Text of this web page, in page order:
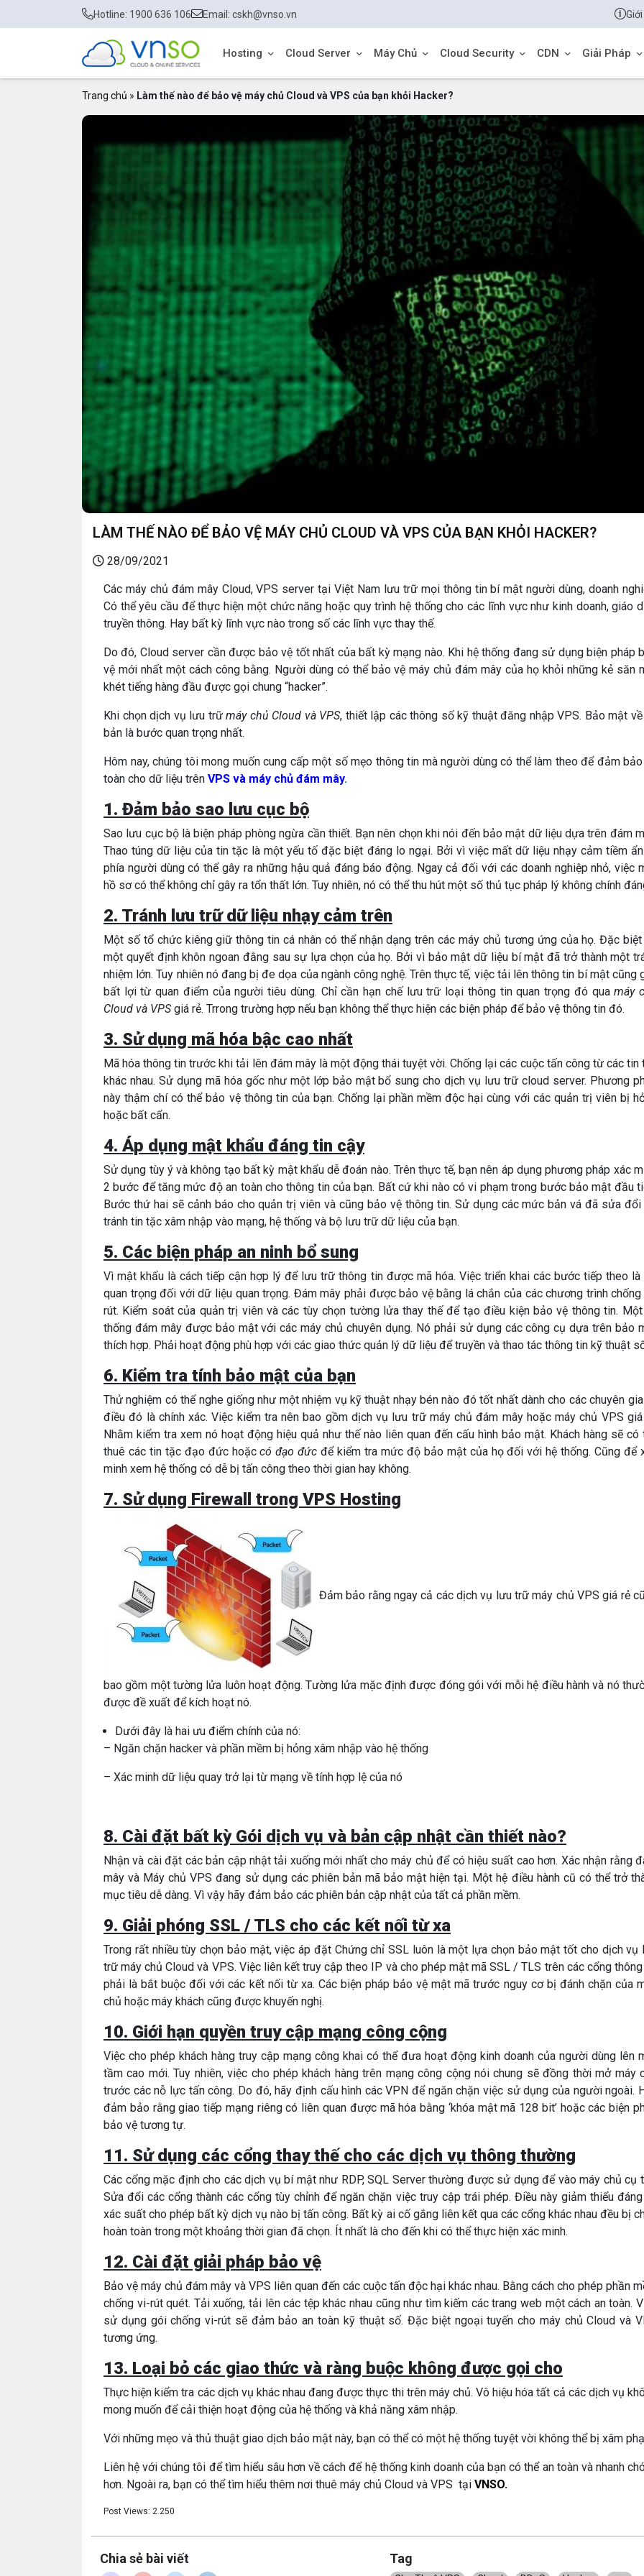
Hotline: 1900 636 106 Email: cskh@vnso.vn
Hosting Cloud Server Máy Chủ Cloud Security CDN Giải Pháp
Trang chủ » Làm thế nào để bảo vệ máy chủ Cloud và VPS của bạn khỏi Hacker?
LÀM THẾ NÀO ĐỂ BẢO VỆ MÁY CHỦ CLOUD VÀ VPS CỦA BẠN KHỎI HACKER?
28/09/2021
Các máy chủ đám mây Cloud, VPS server tại Việt Nam lưu trữ mọi thông tin bí mật người dùng, doanh
Có thể yêu cầu để thực hiện một chức năng hoặc quy trình hệ thống cho các lĩnh vực như kinh doanh, giáo
truyền thông. Hay bất kỳ lĩnh vực nào trong số các lĩnh vực thay thế.
Do đó, Cloud server cần được bảo vệ tốt nhất của bất kỳ mạng nào. Khi hệ thống đang sử dụng biện pháp
vệ mới nhất một cách công bằng. Người dùng có thể bảo vệ máy chủ đám mây của họ khỏi những kẻ săn
khét tiếng hàng đầu được gọi chung “hacker”.
Khi chọn dịch vụ lưu trữ máy chủ Cloud và VPS, thiết lập các thông số kỹ thuật đăng nhập VPS. Bảo mật
bản là bước quan trọng nhất.
Hôm nay, chúng tôi mong muốn cung cấp một số mẹo thông tin mà người dùng có thể làm theo để đảm
toàn cho dữ liệu trên VPS và máy chủ đám mây.
1. Đảm bảo sao lưu cục bộ
Sao lưu cục bộ là biện pháp phòng ngừa cần thiết. Bạn nên chọn khi nói đến bảo mật dữ liệu dựa trên đám
Thao túng dữ liệu của tin tặc là một yếu tố đặc biệt đáng lo ngại. Bởi vì việc mất dữ liệu nhạy cảm tiềm
phía người dùng có thể gây ra những hậu quả đáng báo động. Ngay cả đối với các doanh nghiệp nhỏ, việc
hồ sơ có thể không chỉ gây ra tổn thất lớn. Tuy nhiên, nó có thể thu hút một số thủ tục pháp lý không chính
2. Tránh lưu trữ dữ liệu nhạy cảm trên
Một số tổ chức kiêng giữ thông tin cá nhân có thể nhận dạng trên các máy chủ tương ứng của họ. Đặc
một quyết định khôn ngoan đằng sau sự lựa chọn của họ. Bởi vì bảo mật dữ liệu bí mật đã trở thành một
nhiệm lớn. Tuy nhiên nó đang bị đe dọa của ngành công nghệ. Trên thực tế, việc tải lên thông tin bí mật cũng
bất lợi từ quan điểm của người tiêu dùng. Chỉ cần hạn chế lưu trữ loại thông tin quan trọng đó quamáy
Cloud và VPSgiá rẻ. Trrong trường hợp nếu bạn không thể thực hiện các biện pháp để bảo vệ thông tin đó.
3. Sử dụng mã hóa bậc cao nhất
Mã hóa thông tin trước khi tải lên đám mây là một động thái tuyệt vời. Chống lại các cuộc tấn công từ các tin
khác nhau. Sử dụng mã hóa gốc như một lớp bảo mật bổ sung cho dịch vụ lưu trữ cloud server. Phương
này thậm chí có thể bảo vệ thông tin của bạn. Chống lại phần mềm độc hại cùng với các quản trị viên bị
hoặc bất cẩn.
4. Áp dụng mật khẩu đáng tin cậy
Sử dụng tùy ý và không tạo bất kỳ mật khẩu dễ đoán nào. Trên thực tế, bạn nên áp dụng phương pháp xác
2 bước để tăng mức độ an toàn cho thông tin của bạn. Bất cứ khi nào có vi phạm trong bước bảo mật đầu
Bước thứ hai sẽ cảnh báo cho quản trị viên và cũng bảo vệ thông tin. Sử dụng các mức bản vá đã sửa
tránh tin tặc xâm nhập vào mạng, hệ thống và bộ lưu trữ dữ liệu của bạn.
5. Các biện pháp an ninh bổ sung
Vì mật khẩu là cách tiếp cận hợp lý để lưu trữ thông tin được mã hóa. Việc triển khai các bước tiếp theo là
quan trọng đối với dữ liệu quan trọng. Đám mây phải được bảo vệ bằng lá chắn của các chương trình
rút. Kiểm soát của quản trị viên và các tùy chọn tường lửa thay thế để tạo điều kiện bảo vệ thông tin. Một
thống đám mây được bảo mật với các máy chủ chuyên dụng. Nó phải sử dụng các công cụ dựa trên bảo
thích hợp. Phải hoạt động phù hợp với các giao thức quản lý dữ liệu để truyền và thao tác thông tin kỹ thuật
6. Kiểm tra tính bảo mật của bạn
Thử nghiệm có thể nghe giống như một nhiệm vụ kỹ thuật nhạy bén nào đó tốt nhất dành cho các chuyên
điều đó là chính xác. Việc kiểm tra nên bao gồm dịch vụ lưu trữ máy chủ đám mây hoặc máy chủ VPS giá
Nhằm kiểm tra xem nó hoạt động hiệu quả như thế nào liên quan đến cấu hình bảo mật. Khách hàng sẽ có
thuê các tin tặc đạo đức hoặccó đạo đức để kiểm tra mức độ bảo mật của họ đối với hệ thống. Cũng để
minh xem hệ thống có dễ bị tấn công theo thời gian hay không.
7. Sử dụng Firewall trong VPS Hosting
Đảm bảo rằng ngay cả các dịch vụ lưu trữ máy chủ VPS giá rẻ
bao gồm một tường lửa luôn hoạt động. Tường lửa mặc định được đóng gói với mỗi hệ điều hành và nó
được đề xuất để kích hoạt nó.
Dưới đây là hai ưu điểm chính của nó:
– Ngăn chặn hacker và phần mềm bị hỏng xâm nhập vào hệ thống
– Xác minh dữ liệu quay trở lại từ mạng về tính hợp lệ của nó
8. Cài đặt bất kỳ Gói dịch vụ và bản cập nhật cần thiết nào?
Nhận và cài đặt các bản cập nhật tải xuống mới nhất cho máy chủ để có hiệu suất cao hơn. Xác nhận rằng
mây và Máy chủ VPS đang sử dụng các phiên bản mã bảo mật hiện tại. Một hệ điều hành cũ có thể trở
mục tiêu dễ dàng. Vì vậy hãy đảm bảo các phiên bản cập nhật của tất cả phần mềm.
9. Giải phóng SSL / TLS cho các kết nối từ xa
Trong rất nhiều tùy chọn bảo mật, việc áp đặt Chứng chỉ SSL luôn là một lựa chọn bảo mật tốt cho dịch vụ
trữ máy chủ Cloud và VPS. Việc liên kết truy cập theo IP và cho phép mật mã SSL / TLS trên các cổng
phải là bắt buộc đối với các kết nối từ xa. Các biện pháp bảo vệ mật mã trước nguy cơ bị đánh chặn của
chủ hoặc máy khách cũng được khuyến nghị.
10. Giới hạn quyền truy cập mạng công cộng
Việc cho phép khách hàng truy cập mạng công khai có thể đưa hoạt động kinh doanh của người dùng lên
tầm cao mới. Tuy nhiên, việc cho phép khách hàng trên mạng công cộng nói chung sẽ đồng thời mở máy
trước các nỗ lực tấn công. Do đó, hãy định cấu hình các VPN để ngăn chặn việc sử dụng của người ngoài.
đảm bảo rằng giao tiếp mạng riêng có liên quan được mã hóa bằng ‘khóa mật mã 128 bit’ hoặc các biện
bảo vệ tương tự.
11. Sử dụng các cổng thay thế cho các dịch vụ thông thường
Các cổng mặc định cho các dịch vụ bí mật như RDP, SQL Server thường được sử dụng để vào máy chủ cụ
Sửa đổi các cổng thành các cổng tùy chỉnh để ngăn chặn việc truy cập trái phép. Điều này giảm thiểu
xác suất cho phép bất kỳ dịch vụ nào bị tấn công. Bất kỳ ai cố gắng liên kết qua các cổng khác nhau đều bị
hoàn toàn trong một khoảng thời gian đã chọn. Ít nhất là cho đến khi có thể thực hiện xác minh.
12. Cài đặt giải pháp bảo vệ
Bảo vệ máy chủ đám mây và VPS liên quan đến các cuộc tấn độc hại khác nhau. Bằng cách cho phép phần
chống vi-rút quét. Tải xuống, tải lên các tệp khác nhau cũng như tìm kiếm các trang web một cách an toàn.
sử dụng gói chống vi-rút sẽ đảm bảo an toàn kỹ thuật số. Đặc biệt ngoại tuyến cho máy chủ Cloud và
tương ứng.
13. Loại bỏ các giao thức và ràng buộc không được gọi cho
Thực hiện kiểm tra các dịch vụ khác nhau đang được thực thi trên máy chủ. Vô hiệu hóa tất cả các dịch vụ
mong muốn để cải thiện hoạt động của hệ thống và khả năng xâm nhập.
Với những mẹo và thủ thuật giao dịch bảo mật này, bạn có thể có một hệ thống tuyệt vời không thể bị xâm
Liên hệ với chúng tôi để tìm hiểu sâu hơn về cách để hệ thống kinh doanh của bạn có thể an toàn và nhanh
hơn. Ngoài ra, bạn có thể tìm hiểu thêm nơi thuê máy chủ Cloud và VPS tại VNSO.
Post Views: 2.250
Chia sẻ bài viết Tag